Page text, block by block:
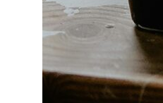
Дизайн квартиры 100 м2
Дизайн квартиры 120 м2
Дизайн четырехкомнатной квартиры
Дизайн пятикомнатной квартиры
Дизайн шестикомнатной квартиры